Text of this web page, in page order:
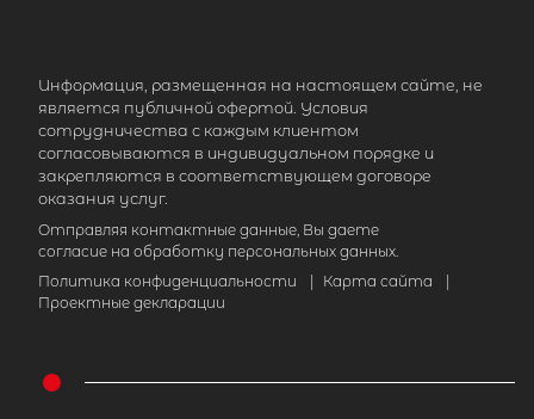
Информация, размещенная на настоящем сайте, не
является публичной офертой. Условия
сотрудничества с каждым клиентом
согласовываются в индивидуальном порядке и
закрепляются в соответствующем договоре
оказания услуг.
Отправляя контактные данные, Вы даете
согласие на обработку персональных данных.
Политика конфиденциальности
Карта сайта
Проектные декларации